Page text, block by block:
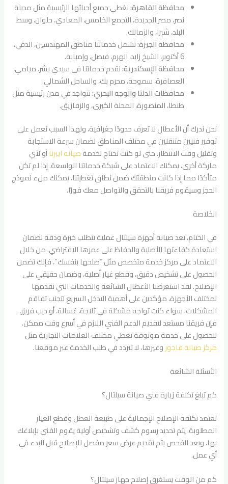
محافظة القاهرة:نغطي جميع أحيائها الرئيسية مثل مدينة
نصر، مصر الجديدة، التجمع الخامس، المعادي، حلوان، وسط
البلد، شبرا، والزمالك.
محافظة الجيزة:تشمل خدماتنا مناطق المهندسين، الدقي،
6 أكتوبر، الشيخ زايد، الهرم، فيصل، وإمبابة.
محافظة الإسكندرية:نقدم خدماتنا في سيدي بشر، ميامي،
العصافرة، سموحة، محرم بك، والساحل الشمالي.
محافظات الدلتا والوجه البحري:نتواجد في مدن رئيسية مثل
طنطا، المنصورة، المحلة الكبرى، والزقازيق.
نحن ندرك أن الأعطال لا تعرف حدودًا جغرافية، ولهذا السبب نعمل على
توفير فنيين متنقلين في مختلف المناطق لضمان سرعة الاستجابة
وتقليل وقت الانتظار. حتى لو كنت تحتاج لخدمةصيانه ايبرناأو لأي
ماركة أخرى، يمكنك الاعتماد على شبكة خدماتنا الواسعة. إذا لم تكن
متأكدًا مما إذا كانت منطقتك ضمن نطاق تغطيتنا، يمكنك ملء نموذج
الحجز وسيقوم فريقنا بالتحقق والتواصل معك فورًا.
الخلاصة
في الختام، تعد صيانة أجهزة سيلتال عملية تتطلب خبرة ودقة لضمان
استعادة كفاءتها الأصلية والحفاظ على عمرها الافتراضي. من خلال
الاعتماد على مركز خدمة متخصص مثل “صلحها بنفسك”، فإنك تضمن
الحصول على تشخيص دقيق، وقطع غيار أصلية، وضمان حقيقي على
الإصلاح. لقد استعرضنا الأعطال الشائعة والخدمات التي نقدمها
لمختلف الأجهزة، مؤكدين على أهمية التدخل السريع لتجنب تفاقم
المشكلات. سواء كنت تواجه مشكلة في ثلاجة، غسالة، أو ديب فريزر،
فإن فريقنا مستعد لتقديم الدعم الفني اللازم في أسرع وقت ممكن.
للحصول على خدمة موثوقة تغطي مختلف العلامات التجارية مثل
مركز صيانة فاجوروغيرها، لا تتردد في طلب الخدمة عبر موقعنا.
الأسئلة الشائعة
كم تبلغ تكلفة زيارة فني صيانة سيلتال؟
تعتمد تكلفة الإصلاح الإجمالية على طبيعة العطل وقطع الغيار
المطلوبة. يتم تحديد رسوم كشف وتشخيص أولية يقوم الفني بإبلاغك
بها، وبعد الفحص يتم تقديم عرض سعر مفصل للإصلاح قبل البدء في
أي عمل.
كم من الوقت يستغرق إصلاح جهاز سيلتال؟